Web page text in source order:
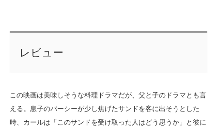
レビュー
この映画は美味しそうな料理ドラマだが、父と子のドラマとも言
える。息子のパーシーが少し焦げたサンドを客に出そうとした
時、カールは「このサンドを受け取った人はどう思うか」と彼に